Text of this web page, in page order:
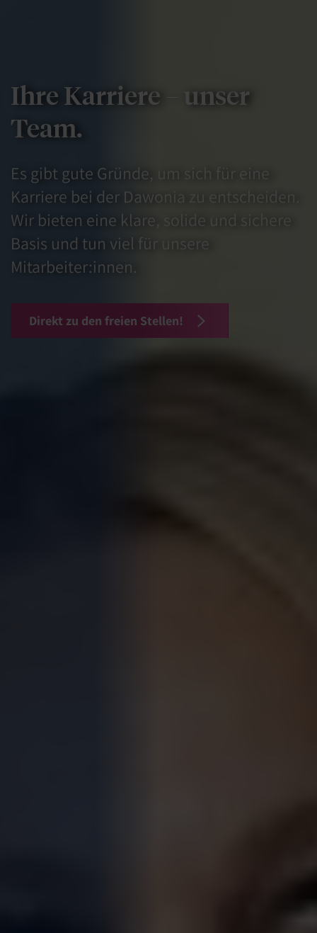
Ihre Karriere – unser
Team.
Es gibt gute Gründe, um sich für eine
Karriere bei der Dawonia zu entscheiden.
Wir bieten eine klare, solide und sichere
Basis und tun viel für unsere
Mitarbeiter:innen.
Direkt zu den freien Stellen!